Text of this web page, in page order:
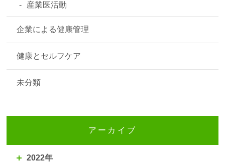
産業医活動
企業による健康管理
健康とセルフケア
未分類
アーカイブ
2022年